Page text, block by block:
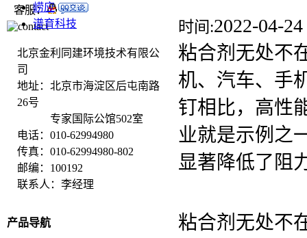
崂应
谱育科技
客服：
北京金利同建环境技术有限公
司
地址：北京市海淀区后屯南路
26号
专家国际公馆502室
电话：010-62994980
传真：010-62994980-802
邮编：100192
联系人：李经理
产品导航
时间:2022-04-
粘合剂无处不
机、汽车、手
钉相比，高性
业就是示例之
显著降低了阻
粘合剂无处不